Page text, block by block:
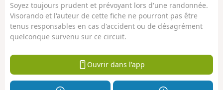
Soyez toujours prudent et prévoyant lors d'une randonnée.
Visorando et l'auteur de cette fiche ne pourront pas être
tenus responsables en cas d'accident ou de désagrément
quelconque survenu sur ce circuit.
Ouvrir dans l'app